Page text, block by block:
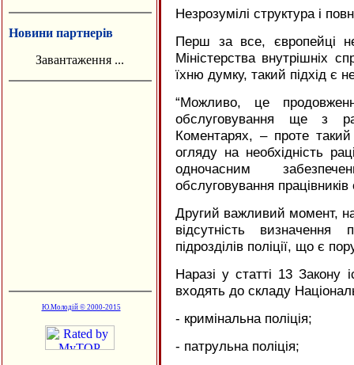
Новини партнерів
Завантаження ...
Ю.Молодій © 2000-2015
Незрозумілі структура і
Перш за все, європейці
Міністерства внутрішніх
їхню думку, такий підхід є
“Можливо, це
обслуговування ще з
Коментарях, – проте
огляду на необхідність
одночасним
обслуговування працівників
Другий важливий момент,
відсутність визначення
підрозділів поліції, що є
Наразі у статті 13 Закону
входять до складу
- кримінальна поліція;
- патрульна поліція;